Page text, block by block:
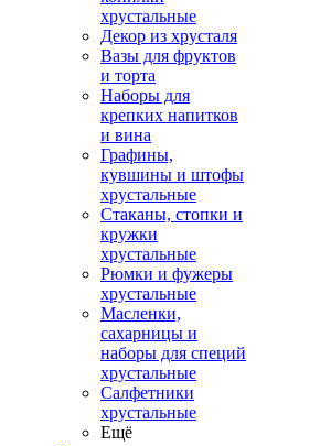
хрустальные
Декор из хрусталя
Вазы для фруктов
и торта
Наборы для
крепких напитков
и вина
Графины,
кувшины и штофы
хрустальные
Стаканы, стопки и
кружки
хрустальные
Рюмки и фужеры
хрустальные
Масленки,
сахарницы и
наборы для специй
хрустальные
Салфетники
хрустальные
Ещё